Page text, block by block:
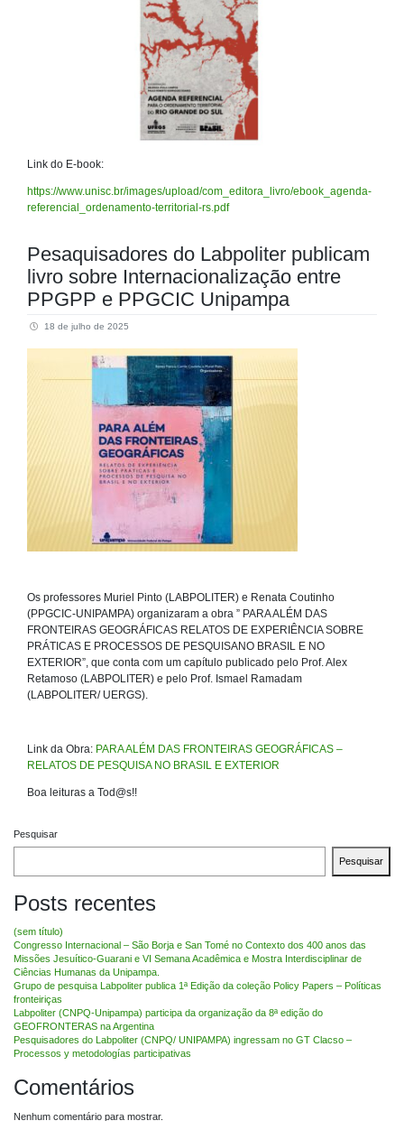
Link do E-book:
https://www.unisc.br/images/upload/com_editora_livro/ebook_agenda-
referencial_ordenamento-territorial-rs.pdf
Pesaquisadores do Labpoliter publicam
livro sobre Internacionalização entre
PPGPP e PPGCIC Unipampa
18 de julho de 2025
Os professores Muriel Pinto (LABPOLITER) e Renata Coutinho
(PPGCIC-UNIPAMPA) organizaram a obra ” PARA ALÉM DAS
FRONTEIRAS GEOGRÁFICAS RELATOS DE EXPERIÊNCIA SOBRE
PRÁTICAS E PROCESSOS DE PESQUISANO BRASIL E NO
EXTERIOR”, que conta com um capítulo publicado pelo Prof. Alex
Retamoso (LABPOLITER) e pelo Prof. Ismael Ramadam
(LABPOLITER/ UERGS).
Link da Obra: PARA ALÉM DAS FRONTEIRAS GEOGRÁFICAS –
RELATOS DE PESQUISA NO BRASIL E EXTERIOR
Boa leituras a Tod@s!!
Pesquisar
Pesquisar
Posts recentes
(sem título)
Congresso Internacional – São Borja e San Tomé no Contexto dos 400 anos das
Missões Jesuítico-Guarani e VI Semana Acadêmica e Mostra Interdisciplinar de
Ciências Humanas da Unipampa.
Grupo de pesquisa Labpoliter publica 1ª Edição da coleção Policy Papers – Políticas
fronteiriças
Labpoliter (CNPQ-Unipampa) participa da organização da 8ª edição do
GEOFRONTERAS na Argentina
Pesquisadores do Labpoliter (CNPQ/ UNIPAMPA) ingressam no GT Clacso –
Processos y metodologías participativas
Comentários
Nenhum comentário para mostrar.